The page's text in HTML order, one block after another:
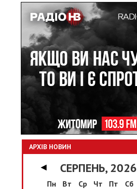
АРХІВ НОВИН
◀ СЕРПЕНЬ, 2026
Пн
Вт Ср Чт Пт Сб